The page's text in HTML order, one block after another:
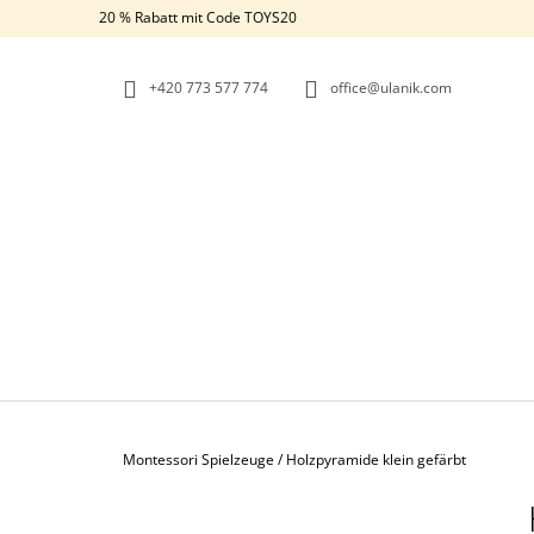
20 % Rabatt mit Code TOYS20
+420 773 577 774 office@ulanik.com
Startseite
Montessori Spielzeuge/ Holzpyramide klein gefärbt
A
EINKAUFEN
EINKAUFEN